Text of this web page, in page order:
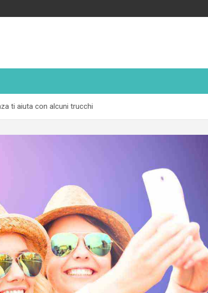
ti aiuta con alcuni trucchi